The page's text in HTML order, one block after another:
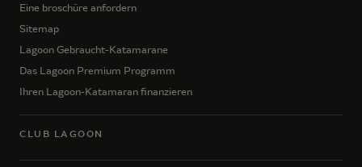
Eine broschüre anfordern
Sitemap
Lagoon Gebraucht-Katamarane
Das Lagoon Premium Programm
Ihren Lagoon-Katamaran finanzieren
CLUB LAGOON